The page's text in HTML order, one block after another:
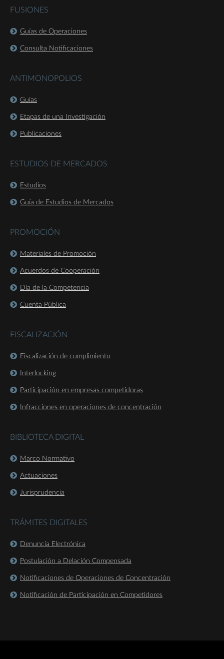
FUSIONES
Guías de Operaciones
Consulta Notificaciones
ANTIMONOPOLIOS
Guías
Etapas de una Investigación
Publicaciones
ESTUDIOS DE MERCADOS
Estudios
Guía de Estudios de Mercados
PROMOCIÓN
Materiales de Promoción
Acuerdos de Cooperación
Día de la Competencia
Cuenta Pública
FISCALIZACIÓN
Fiscalización de cumplimiento
Interlocking
Participación en empresas competidoras
Infracciones en operaciones de concentración
BIBLIOTECA DIGITAL
Marco Normativo
Actuaciones
Jurisprudencia
TRÁMITES DIGITALES
Denuncia Electrónica
Postulación a Delación Compensada
Notificaciones de Operaciones de Concentración
Notificación de Participación en Competidores